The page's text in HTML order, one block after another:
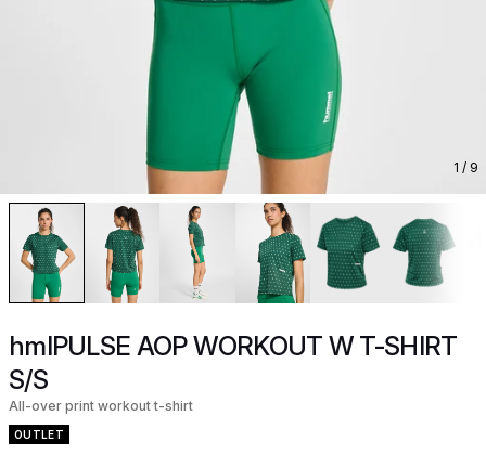
1 / 9
hmlPULSE AOP WORKOUT W T-SHIRT
S/S
All-over print workout t-shirt
OUTLET